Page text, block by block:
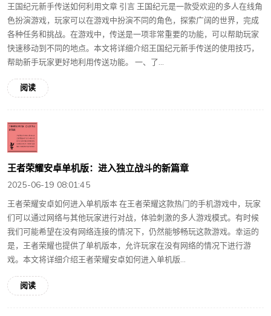
王国纪元新手传送如何利用文章 引言 王国纪元是一款受欢迎的多人在线角
色扮演游戏，玩家可以在游戏中扮演不同的角色，探索广阔的世界，完成
各种任务和挑战。在游戏中，传送是一项非常重要的功能，可以帮助玩家
快速移动到不同的地点。本文将详细介绍王国纪元新手传送的使用技巧，
帮助新手玩家更好地利用传送功能。 一、了...
阅读
王者荣耀安卓单机版：进入独立战斗的新篇章
2025-06-19 08:01:45
王者荣耀安卓如何进入单机版本 在王者荣耀这款热门的手机游戏中，玩家
们可以通过网络与其他玩家进行对战，体验刺激的多人游戏模式。有时候
我们可能希望在没有网络连接的情况下，仍然能够畅玩这款游戏。幸运的
是，王者荣耀也提供了单机版本，允许玩家在没有网络的情况下进行游
戏。本文将详细介绍王者荣耀安卓如何进入单机版...
阅读